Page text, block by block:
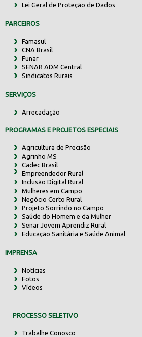
Lei Geral de Proteção de Dados
PARCEIROS
Famasul
CNA Brasil
Funar
SENAR ADM Central
Sindicatos Rurais
SERVIÇOS
Arrecadação
PROGRAMAS E PROJETOS ESPECIAIS
Agricultura de Precisão
Agrinho MS
Cadec Brasil
Empreendedor Rural
Inclusão Digital Rural
Mulheres em Campo
Negócio Certo Rural
Projeto Sorrindo no Campo
Saúde do Homem e da Mulher
Senar Jovem Aprendiz Rural
Educação Sanitária e Saúde Animal
IMPRENSA
Notícias
Fotos
Vídeos
PROCESSO SELETIVO
Trabalhe Conosco